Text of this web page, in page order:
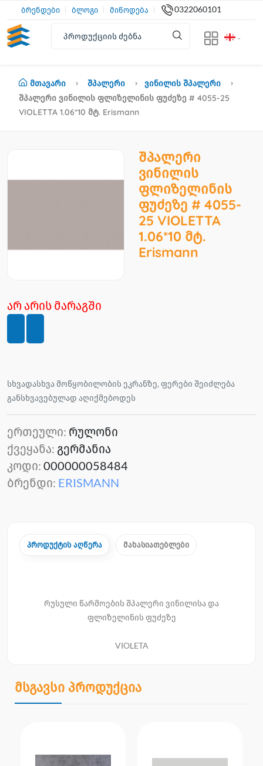
ბრენდები ბლოგი მიწოდება 0322060101
Მთავარი Შპალერი
Ვინილის Შპალერი
Შპალერი Ვინილის Ფლიზელინის Ფუძეზე # 4055-25
VIOLETTA 1.06*10 Მტ. Erismann
შპალერი
ვინილის
ფლიზელინის
ფუძეზე # 4055-
25 VIOLETTA
1.06*10 მტ.
Erismann
არ არის მარაგში
სხვადასხვა მოწყობილობის ეკრანზე, ფერები შეიძლება
განსხვავებულად აღიქმებოდეს
ერთეული: რულონი
ქვეყანა: გერმანია
კოდი: 000000058484
ბრენდი: ERISMANN
პროდუქტის აღწერა მახასიათებლები
რუსული წარმოების შპალერი ვინილისა და
ფლიზელინის ფუძეზე
VIOLETA
მსგავსი პროდუქცია